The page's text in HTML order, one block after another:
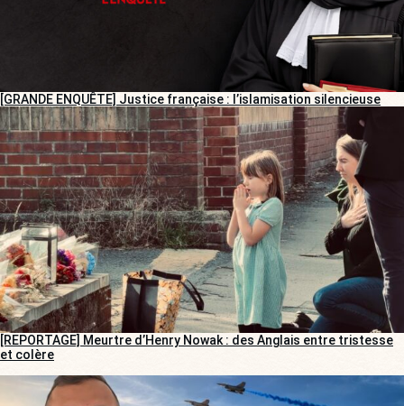
[GRANDE ENQUÊTE] Justice française : l’islamisation silencieuse
[REPORTAGE] Meurtre d’Henry Nowak : des Anglais entre tristesse
et colère